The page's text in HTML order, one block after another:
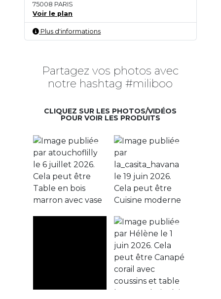
75008 PARIS
Voir le plan
Plus d'informations
Partagez vos photos avec
notre hashtag #miliboo
CLIQUEZ SUR LES PHOTOS/VIDÉOS
POUR VOIR LES PRODUITS